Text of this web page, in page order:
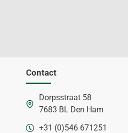
Contact
Dorpsstraat 58
7683 BL Den Ham
+31 (0)546 671251